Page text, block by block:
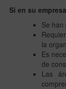
Si en su
Se han
la
Es
de
Las